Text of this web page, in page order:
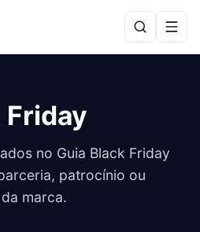
Friday
no Guia Black Friday
patrocínio ou
marca.